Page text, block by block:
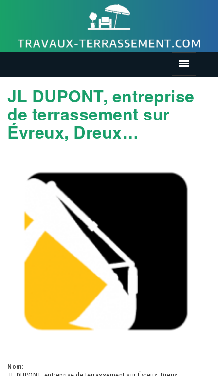
JL DUPONT, entreprise
de terrassement sur
Évreux, Dreux…
Nom: